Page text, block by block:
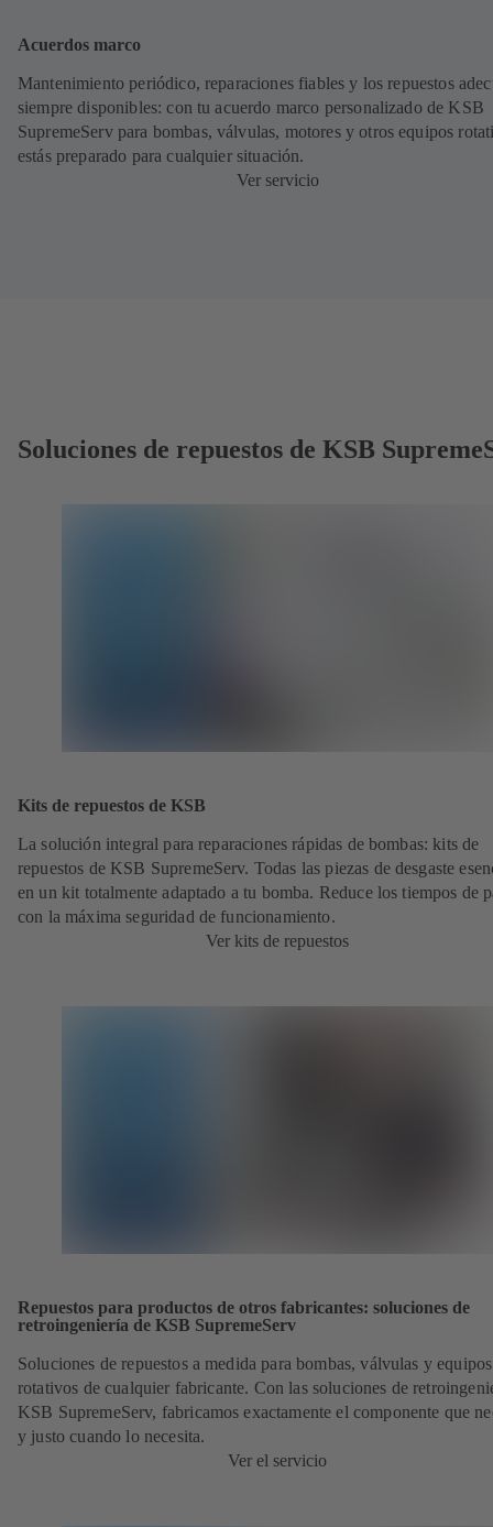
Acuerdos marco
Mantenimiento periódico, reparaciones fiables y los repuestos
siempre disponibles: con tu acuerdo marco personalizado de KSB
SupremeServ para bombas, válvulas, motores y otros equipos
estás preparado para cualquier situación.
Ver servicio
Soluciones de repuestos de KSB
Kits de repuestos de KSB
La solución integral para reparaciones rápidas de bombas: kits de
repuestos de KSB SupremeServ. Todas las piezas de desgaste
en un kit totalmente adaptado a tu bomba. Reduce los tiempos de
con la máxima seguridad de funcionamiento.
Ver kits de repuestos
Repuestos para productos de otros fabricantes: soluciones de
retroingeniería de KSB SupremeServ
Soluciones de repuestos a medida para bombas, válvulas y equipos
rotativos de cualquier fabricante. Con las soluciones de
KSB SupremeServ, fabricamos exactamente el componente que
y justo cuando lo necesita.
Ver el servicio